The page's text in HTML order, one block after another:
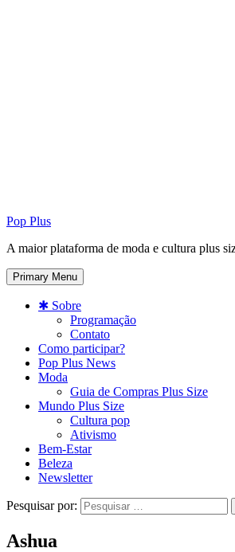
Pop Plus
A maior plataforma de moda e cultura plus
Primary Menu
✱ Sobre
Programação
Contato
Como participar?
Pop Plus News
Moda
Guia de Compras Plus Size
Mundo Plus Size
Cultura pop
Ativismo
Bem-Estar
Beleza
Newsletter
Pesquisar por:
Ashua